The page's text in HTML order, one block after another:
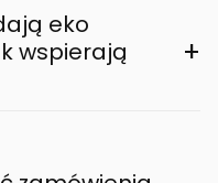
eko
wspierają
+